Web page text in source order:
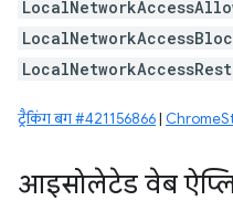
ट्रैकिंग बग #421156866|
आइसोलेटेड वेब